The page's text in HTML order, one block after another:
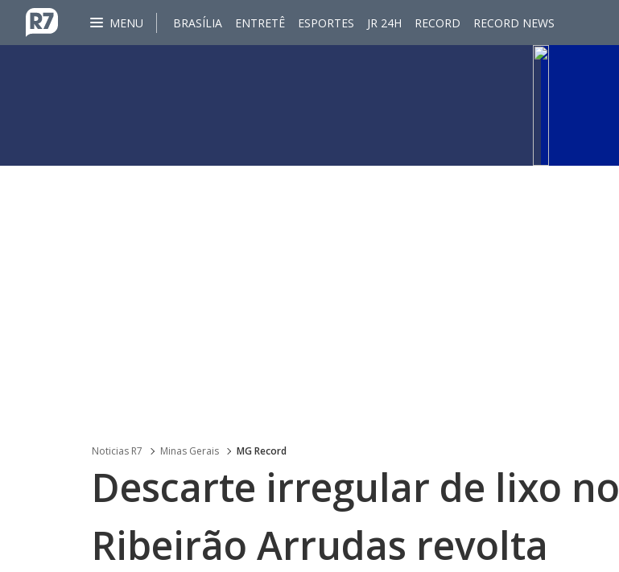
MENU BRASÍLIA ENTRETÊ ESPORTES JR 24H RECORD RECORD NEWS
Noticias R7 Minas Gerais MG Record
Descarte irregular de lixo no
Ribeirão Arrudas revolta